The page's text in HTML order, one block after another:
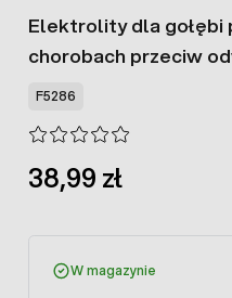
Elektrolity dla gołębi
chorobach przeciw
F5286
38,99 zł
W magazynie